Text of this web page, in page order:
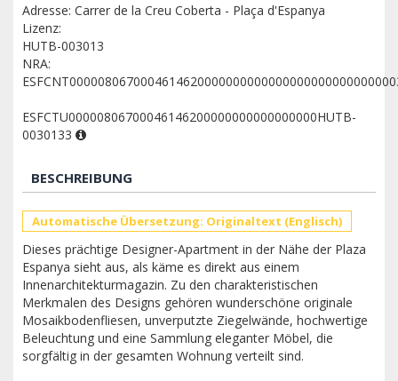
Adresse: Carrer de la Creu Coberta - Plaça d'Espanya
Lizenz:
HUTB-003013
NRA:
ESFCTU00000806700046146200000000000000000HUTB-
0030133
BESCHREIBUNG
Automatische Übersetzung: Originaltext (Englisch)
Dieses prächtige Designer-Apartment in der Nähe der Plaza
Espanya sieht aus, als käme es direkt aus einem
Innenarchitekturmagazin. Zu den charakteristischen
Merkmalen des Designs gehören wunderschöne originale
Mosaikbodenfliesen, unverputzte Ziegelwände, hochwertige
Beleuchtung und eine Sammlung eleganter Möbel, die
sorgfältig in der gesamten Wohnung verteilt sind.